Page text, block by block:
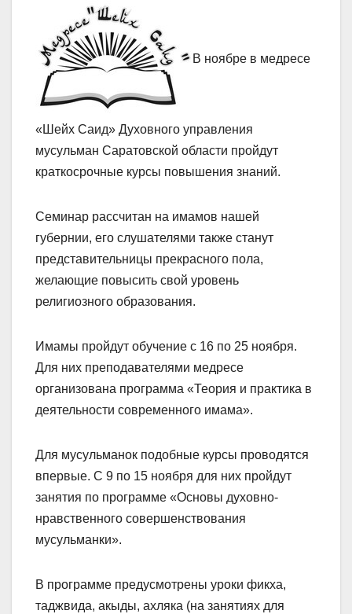
В ноябре в медресе
«Шейх Саид» Духовного управления
мусульман Саратовской области пройдут
краткосрочные курсы повышения знаний.
Семинар рассчитан на имамов нашей
губернии, его слушателями также станут
представительницы прекрасного пола,
желающие повысить свой уровень
религиозного образования.
Имамы пройдут обучение с 16 по 25 ноября.
Для них преподавателями медресе
организована программа «Теория и практика в
деятельности современного имама».
Для мусульманок подобные курсы проводятся
впервые. С 9 по 15 ноября для них пройдут
занятия по программе «Основы духовно-
нравственного совершенствования
мусульманки».
В программе предусмотрены уроки фикха,
таджвида, акыды, ахляка (на занятиях для